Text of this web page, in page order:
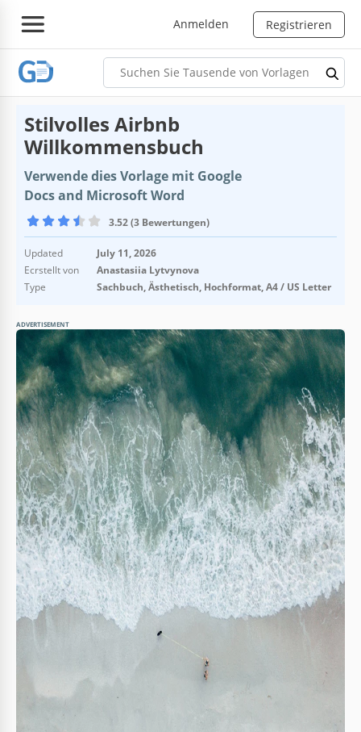
Anmelden Registrieren
Stilvolles Airbnb
Willkommensbuch
Verwende dies Vorlage mit Google
Docs and Microsoft Word
3.52 (3 Bewertungen)
Updated
July 11, 2026
Ecrstellt von
Anastasiia Lytvynova
Type
Sachbuch, Ästhetisch, Hochformat, A4 / US Letter
ADVERTISEMENT